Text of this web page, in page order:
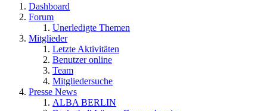
Dashboard
Forum
Unerledigte Themen
Mitglieder
Letzte Aktivitäten
Benutzer online
Team
Mitgliedersuche
Presse News
ALBA BERLIN